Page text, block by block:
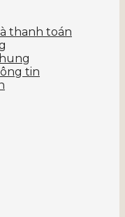
thanh toán
tin